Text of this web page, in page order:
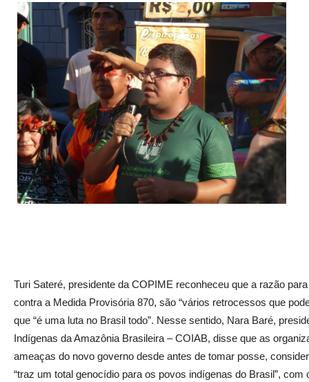
Turi Sateré, presidente da COPIME reconheceu que a razão
contra a Medida Provisória 870, são “vários retrocessos que
que “é uma luta no Brasil todo”. Nesse sentido, Nara Baré,
Indígenas da Amazônia Brasileira – COIAB, disse que as
ameaças do novo governo desde antes de tomar posse,
“traz um total genocídio para os povos indígenas do Brasil”, com